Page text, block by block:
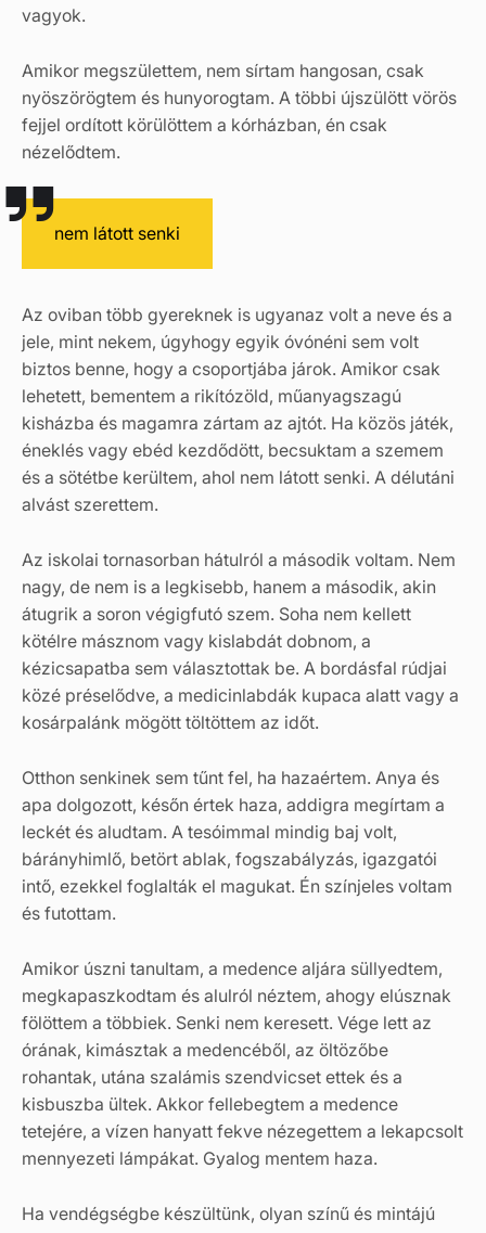
vagyok.
Amikor megszülettem, nem sírtam hangosan, csak
nyöszörögtem és hunyorogtam. A többi újszülött vörös
fejjel ordított körülöttem a kórházban, én csak
nézelődtem.
nem látott senki
Az oviban több gyereknek is ugyanaz volt a neve és a
jele, mint nekem, úgyhogy egyik óvónéni sem volt
biztos benne, hogy a csoportjába járok. Amikor csak
lehetett, bementem a rikítózöld, műanyagszagú
kisházba és magamra zártam az ajtót. Ha közös játék,
éneklés vagy ebéd kezdődött, becsuktam a szemem
és a sötétbe kerültem, ahol nem látott senki. A délutáni
alvást szerettem.
Az iskolai tornasorban hátulról a második voltam. Nem
nagy, de nem is a legkisebb, hanem a második, akin
átugrik a soron végigfutó szem. Soha nem kellett
kötélre másznom vagy kislabdát dobnom, a
kézicsapatba sem választottak be. A bordásfal rúdjai
közé préselődve, a medicinlabdák kupaca alatt vagy a
kosárpalánk mögött töltöttem az időt.
Otthon senkinek sem tűnt fel, ha hazaértem. Anya és
apa dolgozott, későn értek haza, addigra megírtam a
leckét és aludtam. A tesóimmal mindig baj volt,
bárányhimlő, betört ablak, fogszabályzás, igazgatói
intő, ezekkel foglalták el magukat. Én színjeles voltam
és futottam.
Amikor úszni tanultam, a medence aljára süllyedtem,
megkapaszkodtam és alulról néztem, ahogy elúsznak
fölöttem a többiek. Senki nem keresett. Vége lett az
órának, kimásztak a medencéből, az öltözőbe
rohantak, utána szalámis szendvicset ettek és a
kisbuszba ültek. Akkor fellebegtem a medence
tetejére, a vízen hanyatt fekve nézegettem a lekapcsolt
mennyezeti lámpákat. Gyalog mentem haza.
Ha vendégségbe készültünk, olyan színű és mintájú